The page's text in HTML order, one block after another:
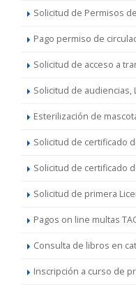
Solicitud de Permisos
Pago permiso de
Solicitud de acceso a
Solicitud de audiencias,
Esterilización de
Solicitud de certificado
Solicitud de certificado
Solicitud de primera
Pagos on line multas
Consulta de libros en
Inscripción a curso de